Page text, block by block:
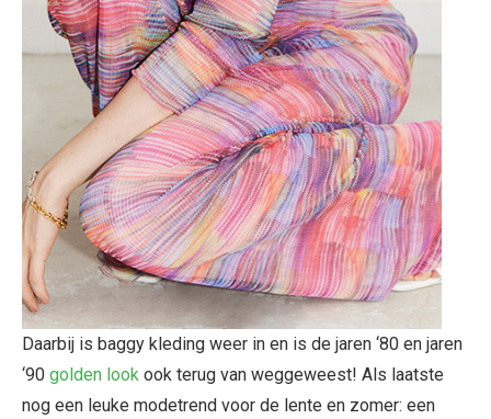
Daarbij is baggy kleding weer in en is de jaren ‘80 en jaren
‘90 golden look ook terug van weggeweest! Als laatste
nog een leuke modetrend voor de lente en zomer: een